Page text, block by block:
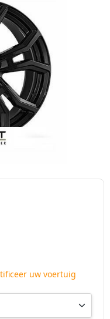
uw voertuig